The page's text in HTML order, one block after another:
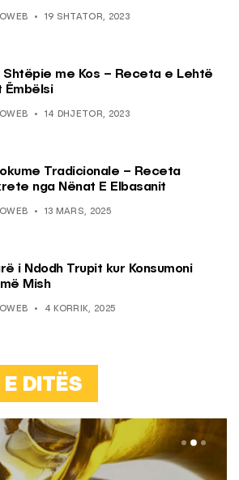
19 SHTATOR, 2023
Shtëpie me Kos – Receta e Lehtë
Ëmbëlsi
14 DHJETOR, 2023
Tradicionale – Receta
nga Nënat E Elbasanit
13 MARS, 2025
i Ndodh Trupit kur Konsumoni
Mish
4 KORRIK, 2025
DITËS